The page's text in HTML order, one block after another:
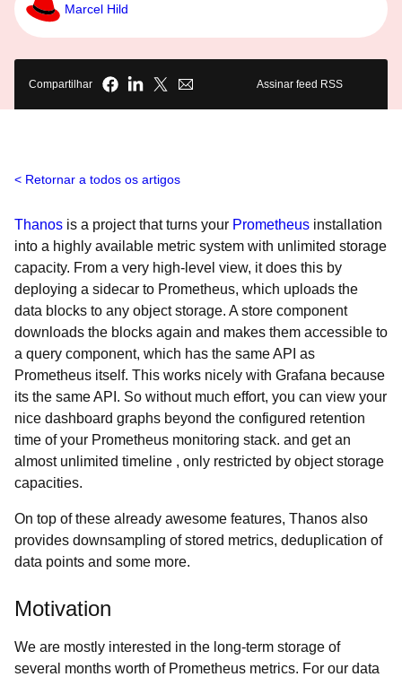
Marcel Hild
Compartilhar Assinar feed RSS
Retornar a todos os artigos
Thanos is a project that turns your Prometheus installation
into a highly available metric system with unlimited storage
capacity. From a very high-level view, it does this by
deploying a sidecar to Prometheus, which uploads the
data blocks to any object storage. A store component
downloads the blocks again and makes them accessible to
a query component, which has the same API as
Prometheus itself. This works nicely with Grafana because
its the same API. So without much effort, you can view your
nice dashboard graphs beyond the configured retention
time of your Prometheus monitoring stack. and get an
almost unlimited timeline , only restricted by object storage
capacities.
On top of these already awesome features, Thanos also
provides downsampling of stored metrics, deduplication of
data points and some more.
Motivation
We are mostly interested in the long-term storage of
several months worth of Prometheus metrics. For our data